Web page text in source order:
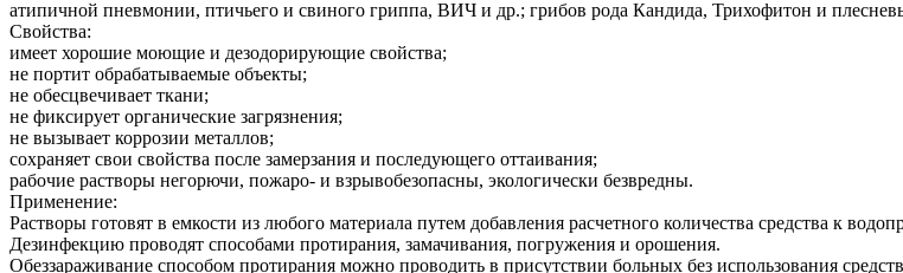
атипичной пневмонии, птичьего и свиного гриппа, ВИЧ и др.; грибов рода Кандида, Трихофитон и
Свойства:
имеет хорошие моющие и дезодорирующие свойства;
не портит обрабатываемые объекты;
не обесцвечивает ткани;
не фиксирует органические загрязнения;
не вызывает коррозии металлов;
сохраняет свои свойства после замерзания и последующего оттаивания;
рабочие растворы негорючи, пожаро- и взрывобезопасны, экологически безвредны.
Применение:
Растворы готовят в емкости из любого материала путем добавления расчетного количества средства к
Дезинфекцию проводят способами протирания, замачивания, погружения и орошения.
Обеззараживание способом протирания можно проводить в присутствии больных без использования